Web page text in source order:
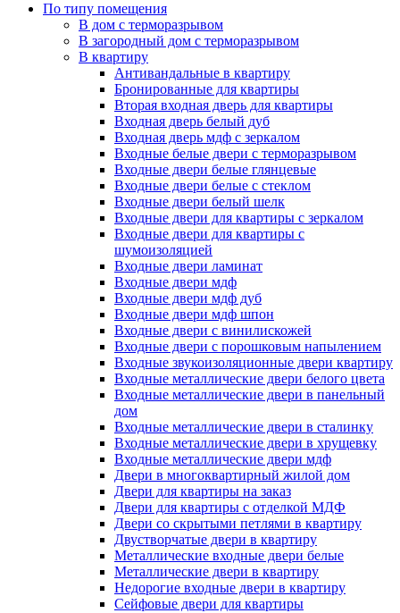
По типу помещения
В дом с терморазрывом
В загородный дом с терморазрывом
В квартиру
Антивандальные в квартиру
Бронированные для квартиры
Вторая входная дверь для квартиры
Входная дверь белый дуб
Входная дверь мдф с зеркалом
Входные белые двери с терморазрывом
Входные двери белые глянцевые
Входные двери белые с стеклом
Входные двери белый шелк
Входные двери для квартиры с зеркалом
Входные двери для квартиры с
шумоизоляцией
Входные двери ламинат
Входные двери мдф
Входные двери мдф дуб
Входные двери мдф шпон
Входные двери с винилискожей
Входные двери с порошковым напылением
Входные звукоизоляционные двери квартиру
Входные металлические двери белого цвета
Входные металлические двери в панельный
дом
Входные металлические двери в сталинку
Входные металлические двери в хрущевку
Входные металлические двери мдф
Двери в многоквартирный жилой дом
Двери для квартиры на заказ
Двери для квартиры с отделкой МДФ
Двери со скрытыми петлями в квартиру
Двустворчатые двери в квартиру
Металлические входные двери белые
Металлические двери в квартиру
Недорогие входные двери в квартиру
Сейфовые двери для квартиры